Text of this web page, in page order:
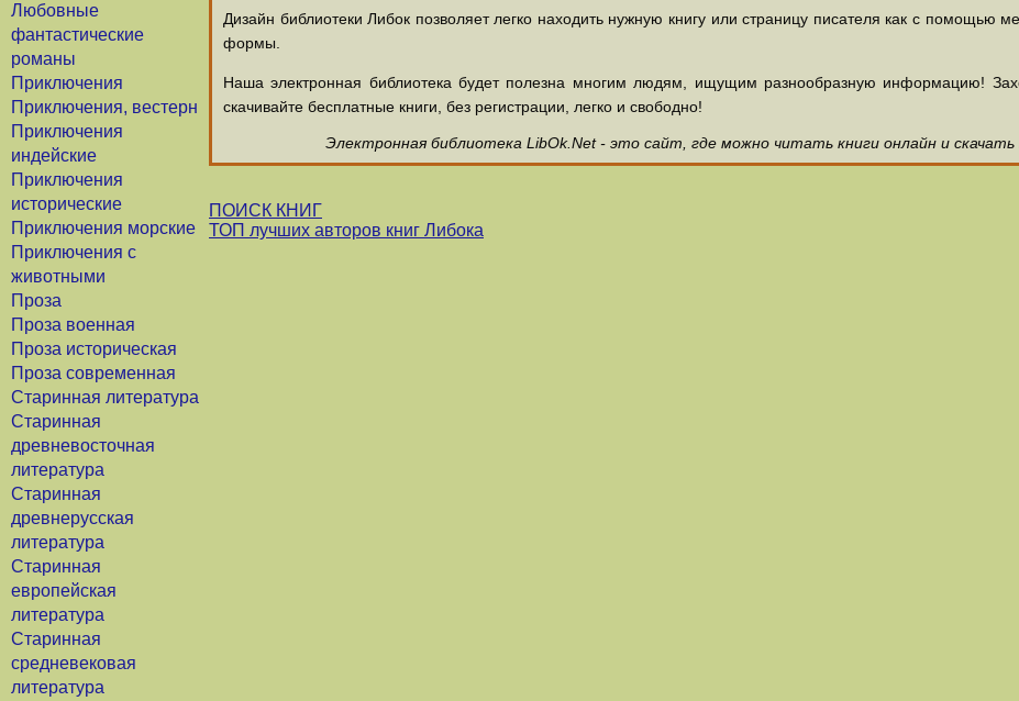
Любовные
фантастические
романы
Приключения
Приключения, вестерн
Приключения
индейские
Приключения
исторические
Приключения морские
Приключения с
животными
Проза
Проза военная
Проза историческая
Проза современная
Старинная литература
Старинная
древневосточная
литература
Старинная
древнерусская
литература
Старинная
европейская
литература
Старинная
средневековая
литература
Дизайн библиотеки Либок позволяет легко находить нужную книгу или страницу писателя как с помощью
формы.
Наша электронная библиотека будет полезна многим людям, ищущим разнообразную информацию!
скачивайте бесплатные книги, без регистрации, легко и свободно!
Электронная библиотека LibOk.Net - это сайт, где можно читать книги онлайн и скачать
ПОИСК КНИГ
ТОП лучших авторов книг Либока